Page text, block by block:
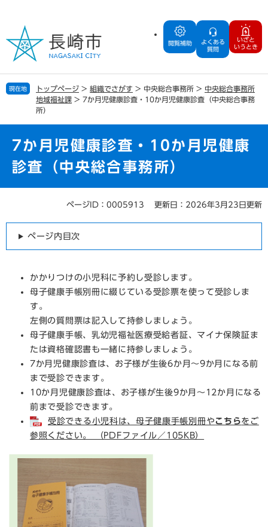
の
で
す
ー
ば
し
閲覧補助
よくある
質問
いざと
いうとき
現在地 トップページ > 組織でさがす > 中央総合事務所 > 中央総合事務所
地域福祉課 > 7か月児健康診査・10か月児健康診査（中央総合事務
所）
7か月児健康診査・10か月児健康
診査（中央総合事務所）
ページID：0005913 更新日：2026年3月23日更新
ページ内目次
かかりつけの小児科に予約し受診します。
母子健康手帳別冊に綴じている受診票を使って受診しま
す。
左側の質問票は記入して持参しましょう。
母子健康手帳、乳幼児福祉医療受給者証、マイナ保険証ま
たは資格確認書も一緒に持参しましょう。
7か月児健康診査は、お子様が生後6か月～9か月になる前
まで受診できます。
10か月児健康診査は、お子様が生後9か月～12か月になる
前まで受診できます。
受診できる小児科は、母子健康手帳別冊やこちらをご
参照ください。 （PDFファイル／105KB）